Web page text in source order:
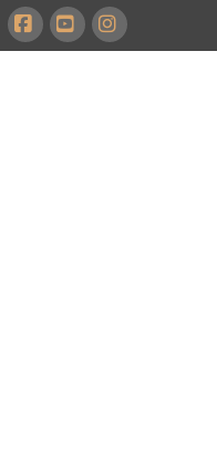
Facebook
YouTubeInstagram